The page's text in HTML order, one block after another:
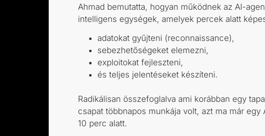
Ahmad bemutatta, hogyan működnek az AI-
intelligens egységek, amelyek percek alatt
adatokat gyűjteni (reconnaissance),
sebezhetőségeket elemezni,
exploitokat fejleszteni,
és teljes jelentéseket készíteni.
Radikálisan összefoglalva ami korábban egy
csapat többnapos munkája volt, azt ma már egy
10 perc alatt.